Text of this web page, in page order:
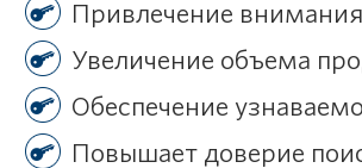
Привлечение
Увеличение объема
Обеспечение
Повышает доверие